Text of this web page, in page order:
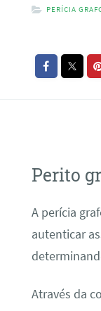
PERÍCIA
Perito
A perícia
autenticar
Através da